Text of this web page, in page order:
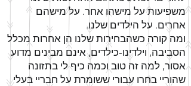
משפיעות על מישהו אחר. על מישהם
אחרים. על הילדים שלנו.
ומה קורה כשהבחירות שלנו הן אחרות מכלל
הסביבה, וילדינו-כילדים, אינם מבינים מדוע
אסור, למה זה טוב וכמה כיף לי בתזונה
שהוריי בחרו עבורי ששומרת על חבריי בעלי